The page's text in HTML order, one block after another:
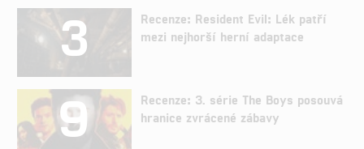
3
Recenze: Resident Evil: Lék patří
mezi nejhorší herní adaptace
9
Recenze: 3. série The Boys posouvá
hranice zvrácené zábavy